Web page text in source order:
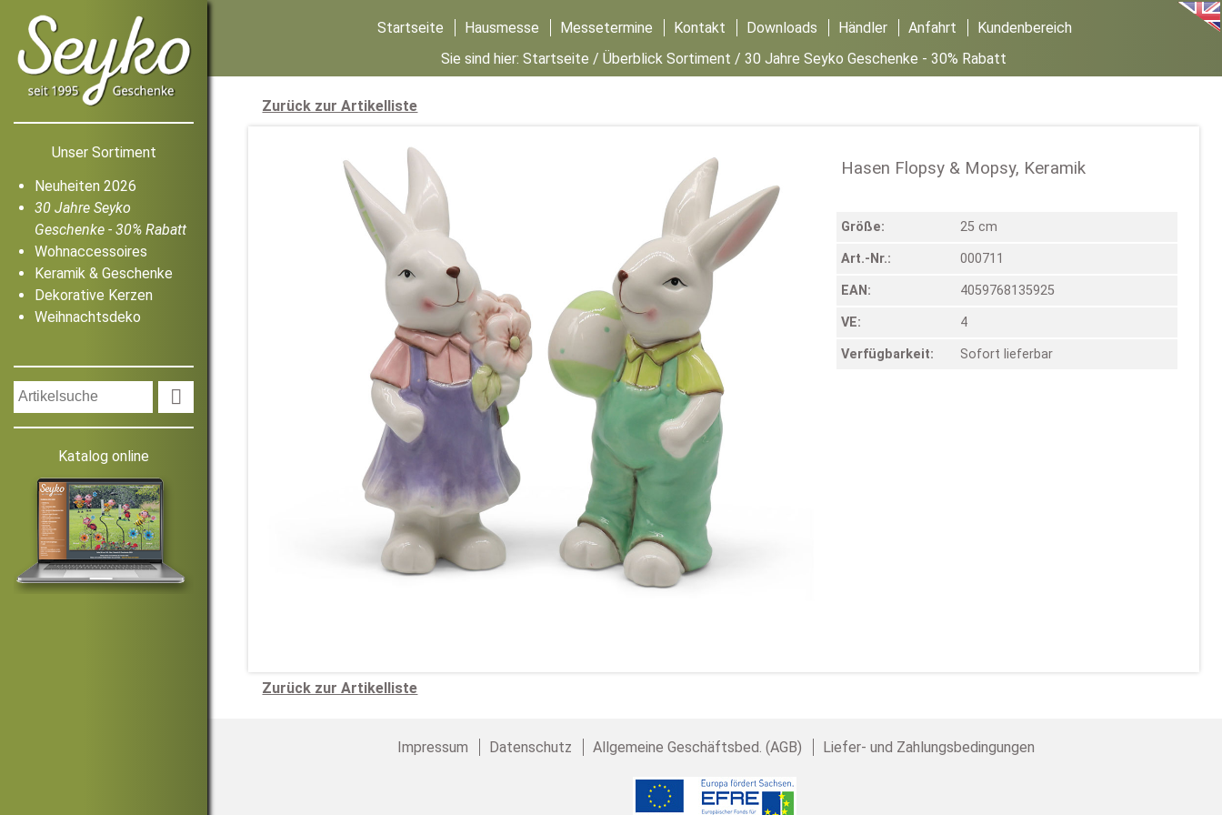
Unser Sortiment
Neuheiten 2026
30 Jahre Seyko
Geschenke - 30% Rabatt
Wohnaccessoires
Keramik & Geschenke
Dekorative Kerzen
Weihnachtsdeko

Katalog online
Startseite Hausmesse Messetermine Kontakt Downloads Händler Anfahrt
Kundenbereich
Sie sind hier:Startseite /Überblick Sortiment /30 Jahre Seyko Geschenke - 30% Rabatt
Zurück zur Artikelliste
Hasen Flopsy & Mopsy, Keramik
Größe: 25 cm
Art.-Nr.: 000711
EAN: 4059768135925
VE: 4
Verfügbarkeit: Sofort lieferbar
Zurück zur Artikelliste
Impressum Datenschutz Allgemeine Geschäftsbed. (AGB) Liefer- und Zahlungsbedingungen